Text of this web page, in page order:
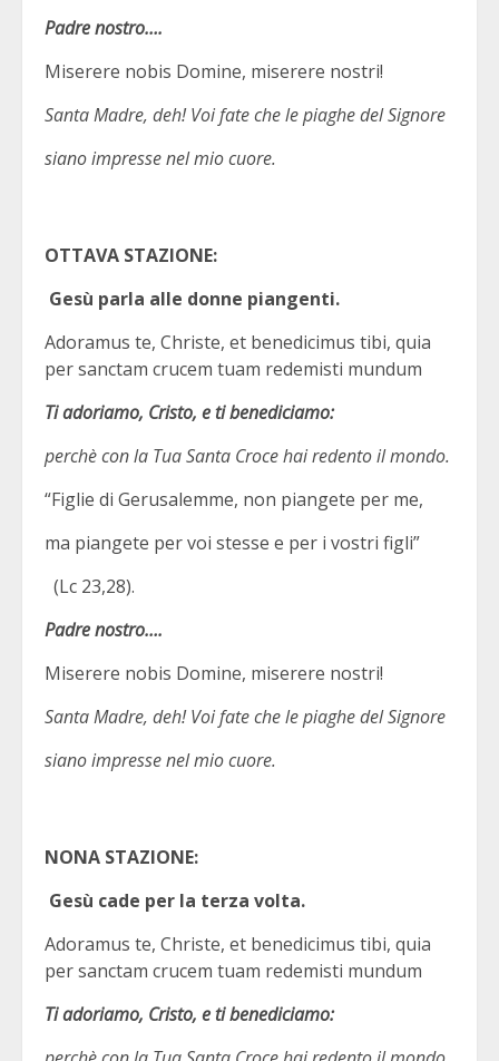
Padre nostro….
Miserere nobis Domine, miserere nostri!
Santa Madre, deh! Voi fate che le piaghe del Signore
siano impresse nel mio cuore.
OTTAVA STAZIONE:
Gesù parla alle donne piangenti.
Adoramus te, Christe, et benedicimus tibi, quia
per sanctam crucem tuam redemisti mundum
Ti adoriamo, Cristo, e ti benediciamo:
perchè con la Tua Santa Croce hai redento il mondo.
“Figlie di Gerusalemme, non piangete per me,
ma piangete per voi stesse e per i vostri figli”
(Lc 23,28).
Padre nostro….
Miserere nobis Domine, miserere nostri!
Santa Madre, deh! Voi fate che le piaghe del Signore
siano impresse nel mio cuore.
NONA STAZIONE:
Gesù cade per la terza volta.
Adoramus te, Christe, et benedicimus tibi, quia
per sanctam crucem tuam redemisti mundum
Ti adoriamo, Cristo, e ti benediciamo: